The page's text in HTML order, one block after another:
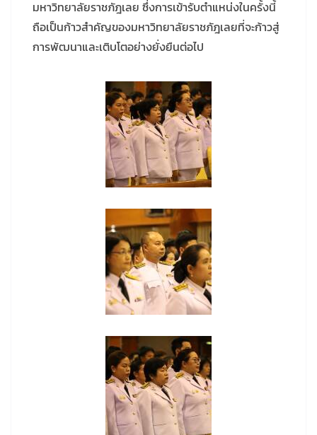
มหาวิทยาลัยราชภัฎเลย ซึ่งการเข้ารับตำแหน่งในครั้งนี้
ถือเป็นก้าวสำคัญของมหาวิทยาลัยราชภัฎเลยที่จะก้าวสู่
การพัฒนาและเติบโตอย่างยั่งยืนต่อไป